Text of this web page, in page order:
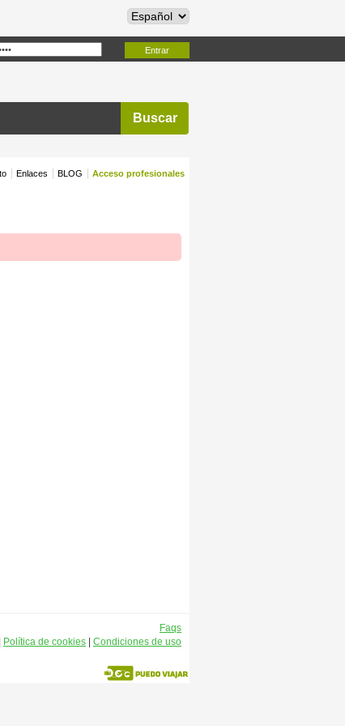
Entrar
Buscar
Acceso profesionales
BLOG
Enlaces
Faqs
Política de cookies Condiciones de uso